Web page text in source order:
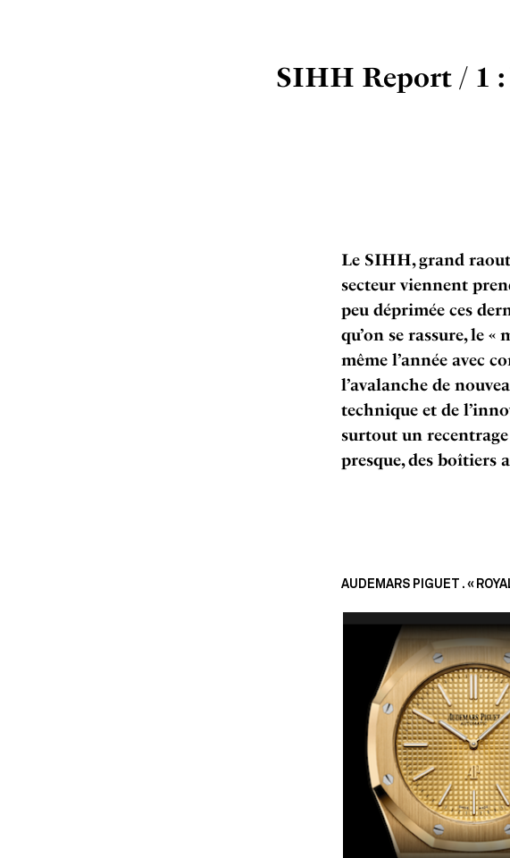
SIHH Report / 1 :
Le SIHH, grand
secteur viennent
peu déprimée ces
qu’on se rassure, le
même l’année avec
l’avalanche de
technique et de
surtout un
presque, des boîtiers
AUDEMARS PIGUET . «